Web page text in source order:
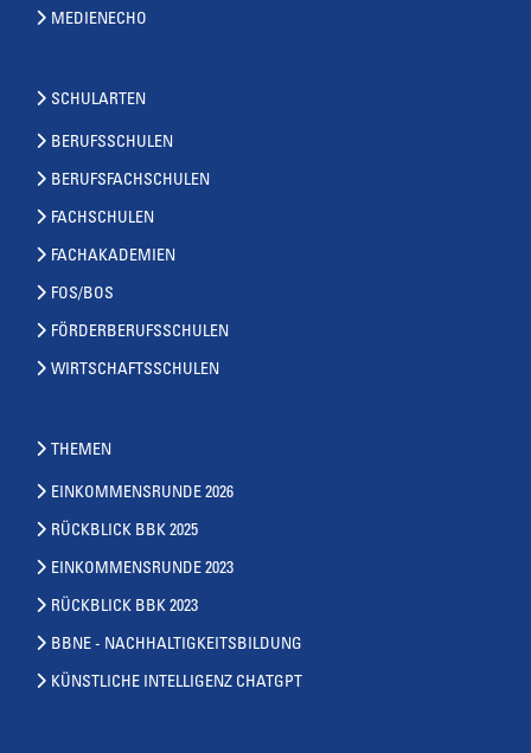
MEDIENECHO
SCHULARTEN
BERUFSSCHULEN
BERUFSFACHSCHULEN
FACHSCHULEN
FACHAKADEMIEN
FOS/BOS
FÖRDERBERUFSSCHULEN
WIRTSCHAFTSSCHULEN
THEMEN
EINKOMMENSRUNDE 2026
RÜCKBLICK BBK 2025
EINKOMMENSRUNDE 2023
RÜCKBLICK BBK 2023
BBNE - NACHHALTIGKEITSBILDUNG
KÜNSTLICHE INTELLIGENZ CHATGPT